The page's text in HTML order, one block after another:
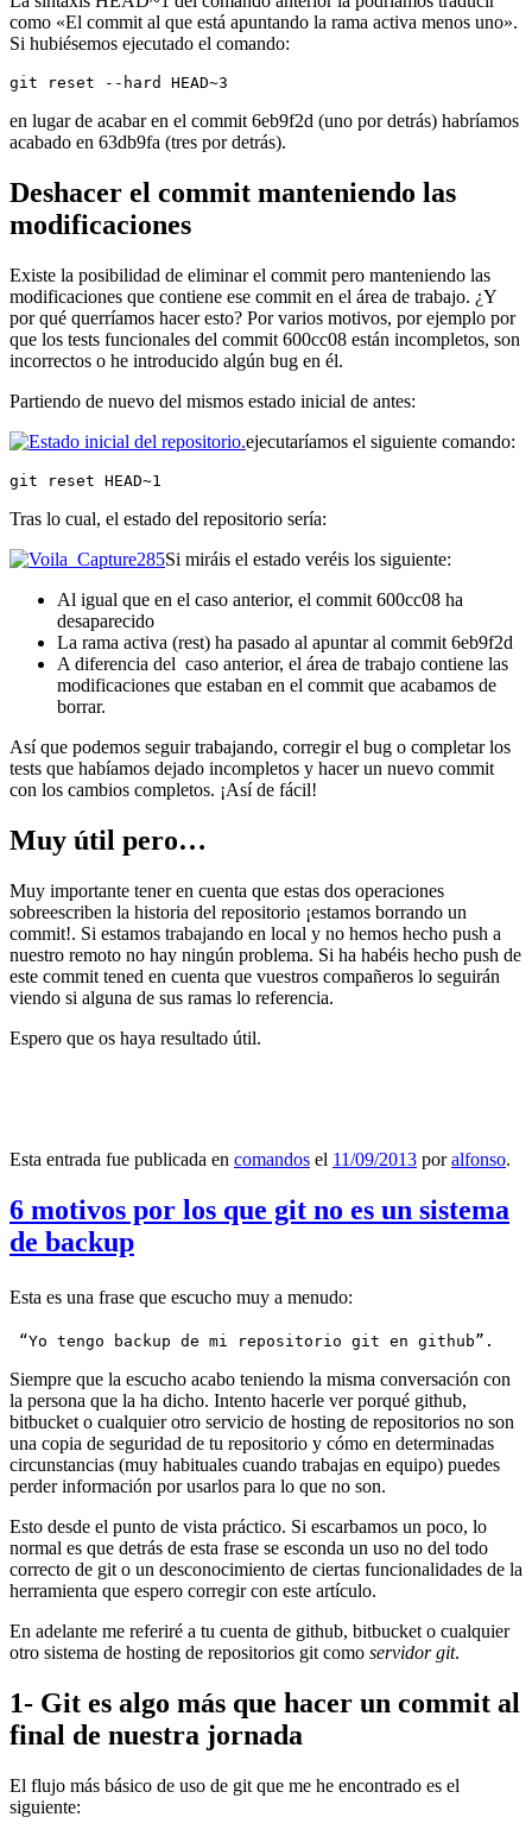
como «El commit al que está apuntando la rama activa menos uno».
Si hubiésemos ejecutado el comando:
git reset --hard HEAD~3
en lugar de acabar en el commit 6eb9f2d (uno por detrás) habríamos
acabado en 63db9fa (tres por detrás).
Deshacer el commit manteniendo las
modificaciones
Existe la posibilidad de eliminar el commit pero manteniendo las
modificaciones que contiene ese commit en el área de trabajo. ¿Y
por qué querríamos hacer esto? Por varios motivos, por ejemplo por
que los tests funcionales del commit 600cc08 están incompletos, son
incorrectos o he introducido algún bug en él.
Partiendo de nuevo del mismos estado inicial de antes:
ejecutaríamos el siguiente comando:
git reset HEAD~1
Tras lo cual, el estado del repositorio sería:
Si miráis el estado veréis los siguiente:
Al igual que en el caso anterior, el commit 600cc08 ha
desaparecido
La rama activa (rest) ha pasado al apuntar al commit 6eb9f2d
A diferencia del caso anterior, el área de trabajo contiene las
modificaciones que estaban en el commit que acabamos de
borrar.
Así que podemos seguir trabajando, corregir el bug o completar los
tests que habíamos dejado incompletos y hacer un nuevo commit
con los cambios completos. ¡Así de fácil!
Muy útil pero…
Muy importante tener en cuenta que estas dos operaciones
sobreescriben la historia del repositorio ¡estamos borrando un
commit!. Si estamos trabajando en local y no hemos hecho push a
nuestro remoto no hay ningún problema. Si ha habéis hecho push de
este commit tened en cuenta que vuestros compañeros lo seguirán
viendo si alguna de sus ramas lo referencia.
Espero que os haya resultado útil.
Esta entrada fue publicada en comandos el 11/09/2013 poralfonso.
6 motivos por los que git no es un sistema
de backup
Esta es una frase que escucho muy a menudo:
“Yo tengo backup de mi repositorio git en github”.
Siempre que la escucho acabo teniendo la misma conversación con
la persona que la ha dicho. Intento hacerle ver porqué github,
bitbucket o cualquier otro servicio de hosting de repositorios no son
una copia de seguridad de tu repositorio y cómo en determinadas
circunstancias (muy habituales cuando trabajas en equipo) puedes
perder información por usarlos para lo que no son.
Esto desde el punto de vista práctico. Si escarbamos un poco, lo
normal es que detrás de esta frase se esconda un uso no del todo
correcto de git o un desconocimiento de ciertas funcionalidades de la
herramienta que espero corregir con este artículo.
En adelante me referiré a tu cuenta de github, bitbucket o cualquier
otro sistema de hosting de repositorios git como servidor git.
1- Git es algo más que hacer un commit al
final de nuestra jornada
El flujo más básico de uso de git que me he encontrado es el
siguiente: